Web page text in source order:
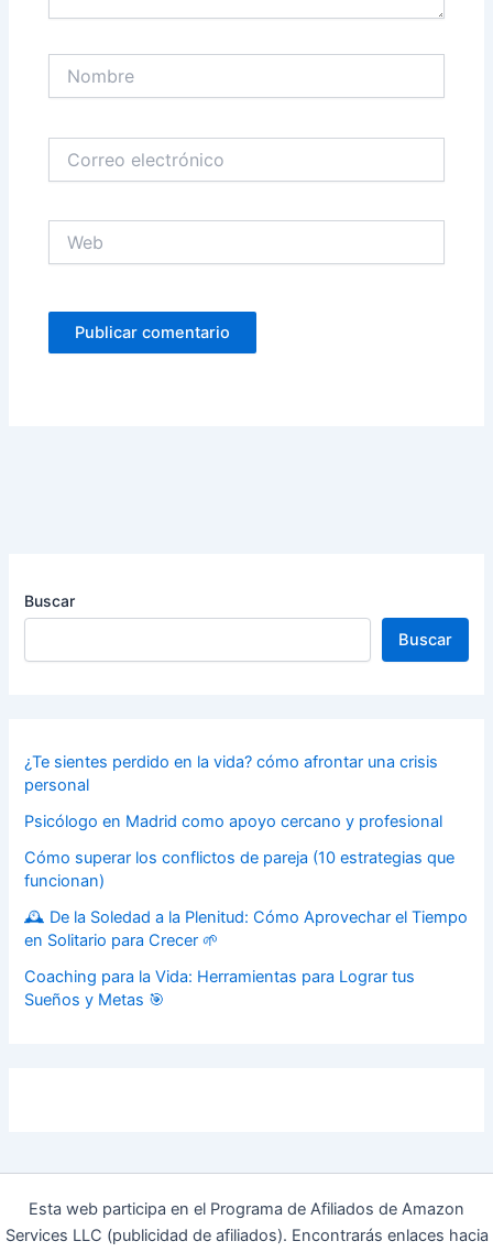
electrónico
Buscar
Buscar
¿Te sientes perdido en la vida? cómo afrontar una crisis
personal
Psicólogo en Madrid como apoyo cercano y profesional
Cómo superar los conflictos de pareja (10 estrategias que
funcionan)
🕰️ De la Soledad a la Plenitud: Cómo Aprovechar el Tiempo
en Solitario para Crecer 🌱
Coaching para la Vida: Herramientas para Lograr tus
Sueños y Metas 🎯
Esta web participa en el Programa de Afiliados de Amazon
Services LLC (publicidad de afiliados). Encontrarás enlaces hacia